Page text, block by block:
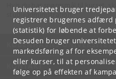
Universitetet bruger
registrere brugernes adfærd
(statistik) for løbende at
Desuden bruger
markedsføring af for
eller kurser, til at
følge op på effekten af
Hvis du har spørgsmål til kurset,
studieadministration.
KØBENHAVNS UNIVERSITET
KONTAKT